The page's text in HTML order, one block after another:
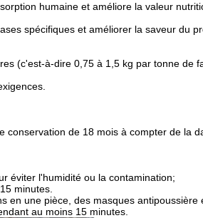
humaine et améliore la valeur
spécifiques et améliorer la saveur du
(c'est-à-dire 0,75 à 1,5 kg par tonne de
conservation de 18 mois à compter de la
éviter l'humidité ou la contamination;
minutes.
en une pièce, des masques antipoussière
au moins 15 minutes.